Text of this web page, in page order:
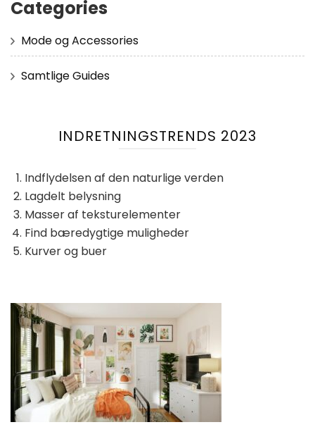
Categories
Mode og Accessories
Samtlige Guides
INDRETNINGSTRENDS 2023
Indflydelsen af ​​den naturlige verden
Lagdelt belysning
Masser af teksturelementer
Find bæredygtige muligheder
Kurver og buer